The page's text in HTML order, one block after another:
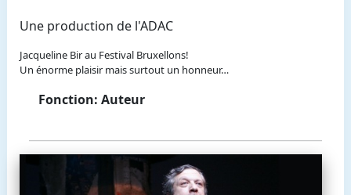
Une production de l'ADAC
Jacqueline Bir au Festival Bruxellons!
Un énorme plaisir mais surtout un honneur…
Fonction: Auteur